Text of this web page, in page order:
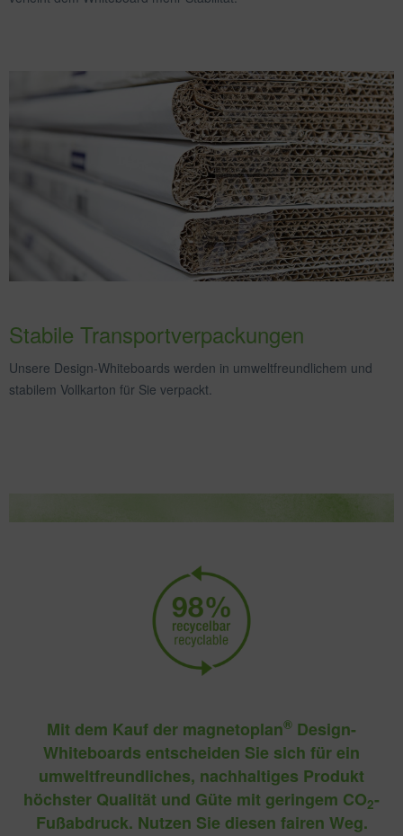
Stabile Transportverpackungen
Unsere Design-Whiteboards werden in umweltfreundlichem und
stabilem Vollkarton für Sie verpackt.
Mit dem Kauf der magnetoplan® Design-
Whiteboards entscheiden Sie sich für ein
umweltfreundliches, nachhaltiges Produkt
höchster Qualität und Güte mit geringem CO2-
Fußabdruck. Nutzen Sie diesen fairen Weg.